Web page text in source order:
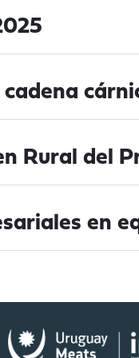
Rural del
en